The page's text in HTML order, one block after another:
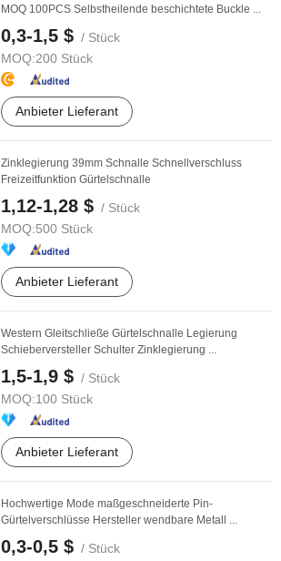
MOQ 100PCS Selbstheilende beschichtete Buckle ...
0,3-1,5 $ / Stück
MOQ:200 Stück
Anbieter Lieferant
Zinklegierung 39mm Schnalle Schnellverschluss
Freizeitfunktion Gürtelschnalle
1,12-1,28 $ / Stück
MOQ:500 Stück
Anbieter Lieferant
Western Gleitschließe Gürtelschnalle Legierung
Schieberversteller Schulter Zinklegierung ...
1,5-1,9 $ / Stück
MOQ:100 Stück
Anbieter Lieferant
Hochwertige Mode maßgeschneiderte Pin-
Gürtelverschlüsse Hersteller wendbare Metall ...
0,3-0,5 $ / Stück